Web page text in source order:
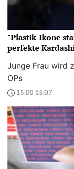
"Plastik-Ikone
perfekte
Junge Frau wird
OPs
15:00 15.07